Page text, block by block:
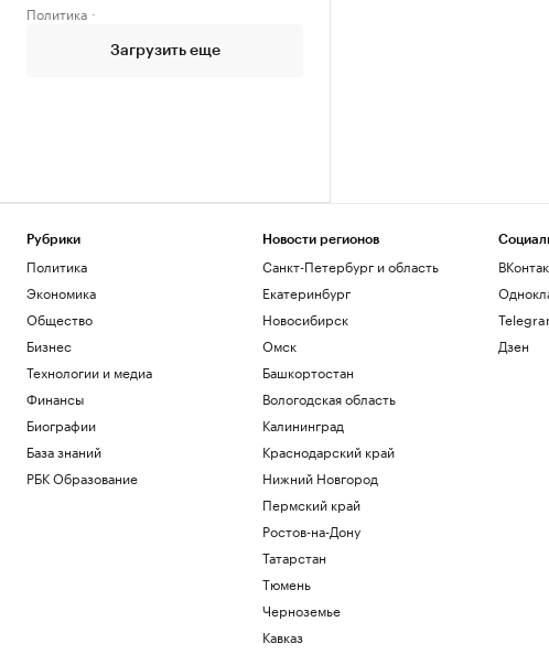
Политика
Загрузить еще
Рубрики
Политика
Экономика
Общество
Бизнес
Технологии и медиа
Финансы
Биографии
База знаний
РБК Образование
Новости регионов
Санкт-Петербург и область
Екатеринбург
Новосибирск
Омск
Башкортостан
Вологодская область
Калининград
Краснодарский край
Нижний Новгород
Пермский край
Ростов-на-Дону
Татарстан
Тюмень
Черноземье
Кавказ
Дзен